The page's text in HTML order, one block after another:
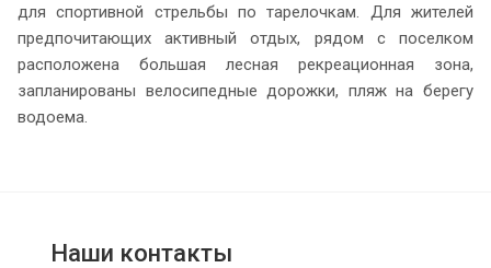
для спортивной стрельбы по тарелочкам. Для жителей
предпочитающих активный отдых, рядом с поселком
расположена большая лесная рекреационная зона,
запланированы велосипедные дорожки, пляж на берегу
водоема.
Наши контакты